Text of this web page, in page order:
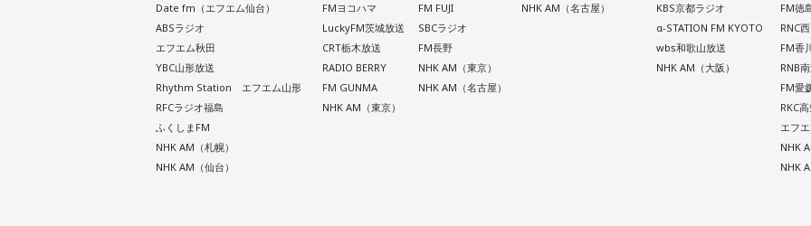
Date fm（エフエム仙台）
ABSラジオ
エフエム秋田
YBC山形放送
Rhythm Station エフエム山形
RFCラジオ福島
ふくしまFM
NHK AM（札幌）
NHK AM（仙台）
FMヨコハマ
LuckyFM茨城放送
CRT栃木放送
RADIO BERRY
FM GUNMA
NHK AM（東京）
FM FUJI
SBCラジオ
FM長野
NHK AM（東京）
NHK AM（名古屋）
NHK AM（名古屋）
KBS京都ラジオ
α-STATION FM KYOTO
wbs和歌山放送
NHK AM（大阪）
FM徳
RNC
FM香
RNB
FM愛
RKC
エフ
NHK
NHK